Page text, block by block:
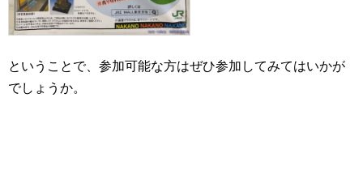
ということで、参加可能な方はぜひ参加してみてはいかが
でしょうか。